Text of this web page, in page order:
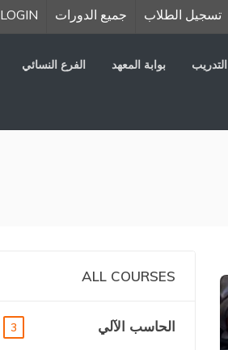
LOGIN جميع الدورات تسجيل الطلاب
بوابة المعهد الفرع النسائي
ALL COURSES
الحاسب الآلي 3